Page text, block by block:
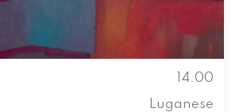
14.00
Luganese